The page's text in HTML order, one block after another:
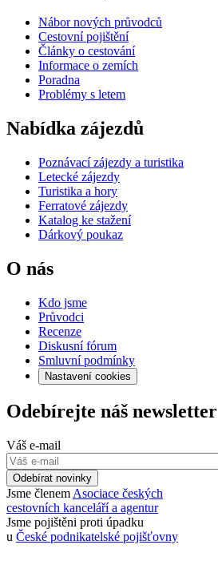
Nábor nových průvodců
Cestovní pojištění
Články o cestování
Informace o zemích
Poradna
Problémy s letem
Nabídka zájezdů
Poznávací zájezdy a turistika
Letecké zájezdy
Turistika a hory
Ferratové zájezdy
Katalog ke stažení
Dárkový poukaz
O nás
Kdo jsme
Průvodci
Recenze
Diskusní fórum
Smluvní podmínky
Nastavení cookies
Odebírejte náš newsletter
Váš e-mail
Odebírat novinky
Jsme členem Asociace českých
cestovních kanceláří a agentur
Jsme pojištěni proti úpadku
u České podnikatelské pojišťovny